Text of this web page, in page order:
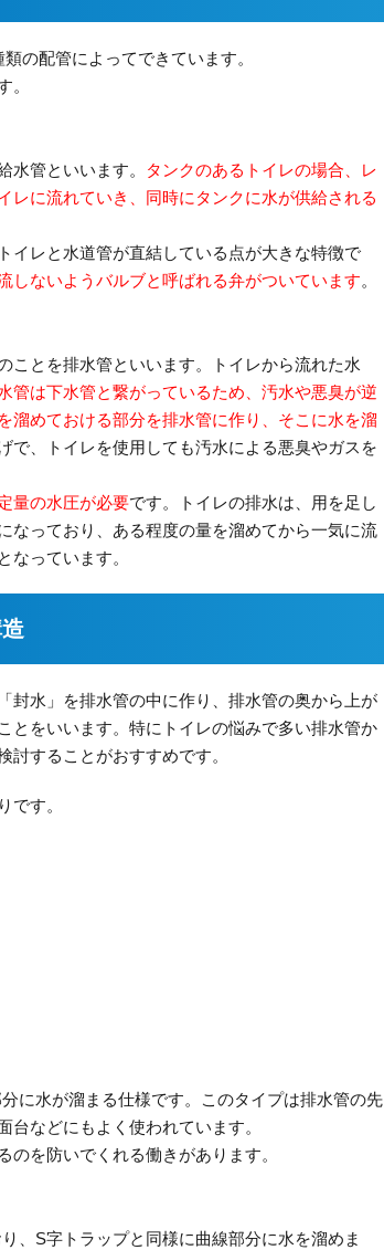
の配管によってできています。
。
水管といいます。
タンクのあるトイレの場合、レ
レに流れていき、同時にタンクに水が供給される
イレと水道管が直結している点が大きな特徴で
しないようバルブと呼ばれる弁がついています。
ことを排水管といいます。トイレから流れた水
管は下水管と繋がっているため、汚水や悪臭が逆
溜めておける部分を排水管に作り、そこに水を溜
で、トイレを使用しても汚水による悪臭やガスを
量の水圧が必要です。トイレの排水は、用を足し
なっており、ある程度の量を溜めてから一気に流
なっています。
封水」を排水管の中に作り、排水管の奥から上が
とをいいます。特にトイレの悩みで多い排水管か
討することがおすすめです。
です。
に水が溜まる仕様です。このタイプは排水管の先
などにもよく使われています。
のを防いでくれる働きがあります。
、S字トラップと同様に曲線部分に水を溜めま